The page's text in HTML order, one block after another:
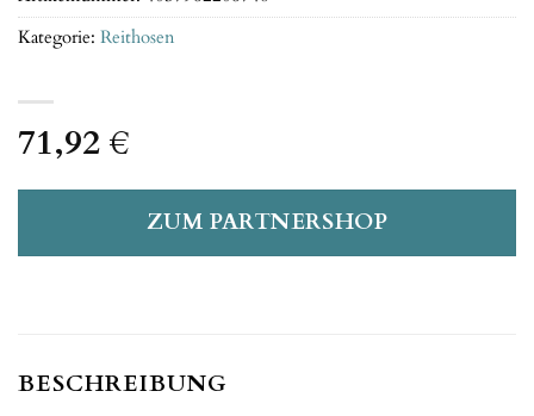
71,92 €
ZUM PARTNERSHOP
Kategorie: Reithosen
BESCHREIBUNG